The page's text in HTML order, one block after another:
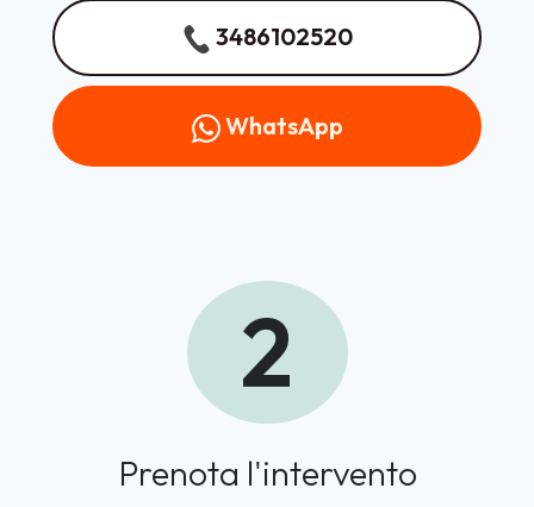
3486102520
WhatsApp
2
Prenota l'intervento